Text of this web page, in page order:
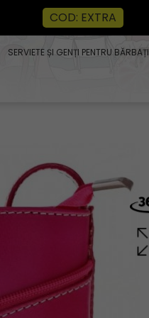
COD: EXTRA
SERVIETE ȘI GENȚI PENTRU BĂRBAȚI